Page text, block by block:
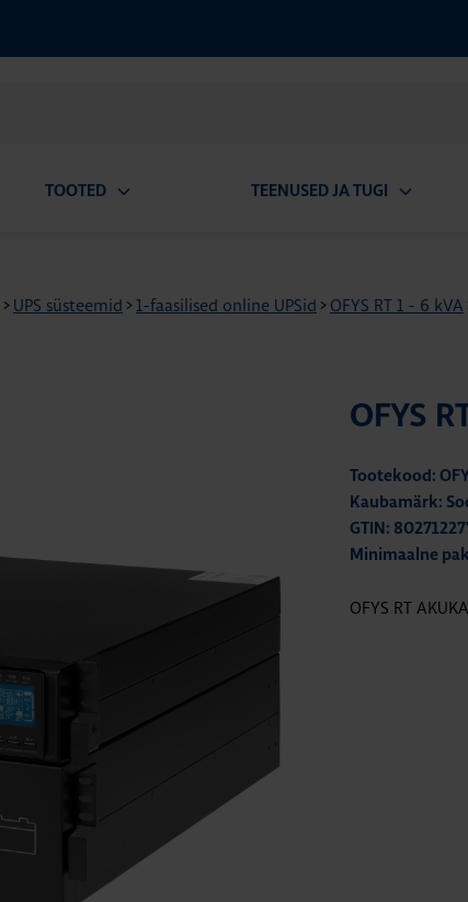
TOOTED TEENUSED JA TUGI
> UPS süsteemid >1-faasilised online UPSid > OFYS RT 1 - 6 kVA
OFYS
Tootekood:
Kaubamärk:
GTIN:
Minimaalne
OFYS RT